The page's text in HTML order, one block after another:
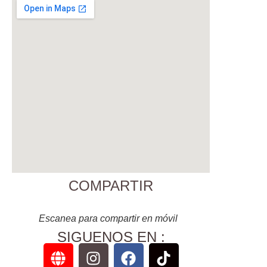
COMPARTIR
Escanea para compartir en móvil
SIGUENOS EN :